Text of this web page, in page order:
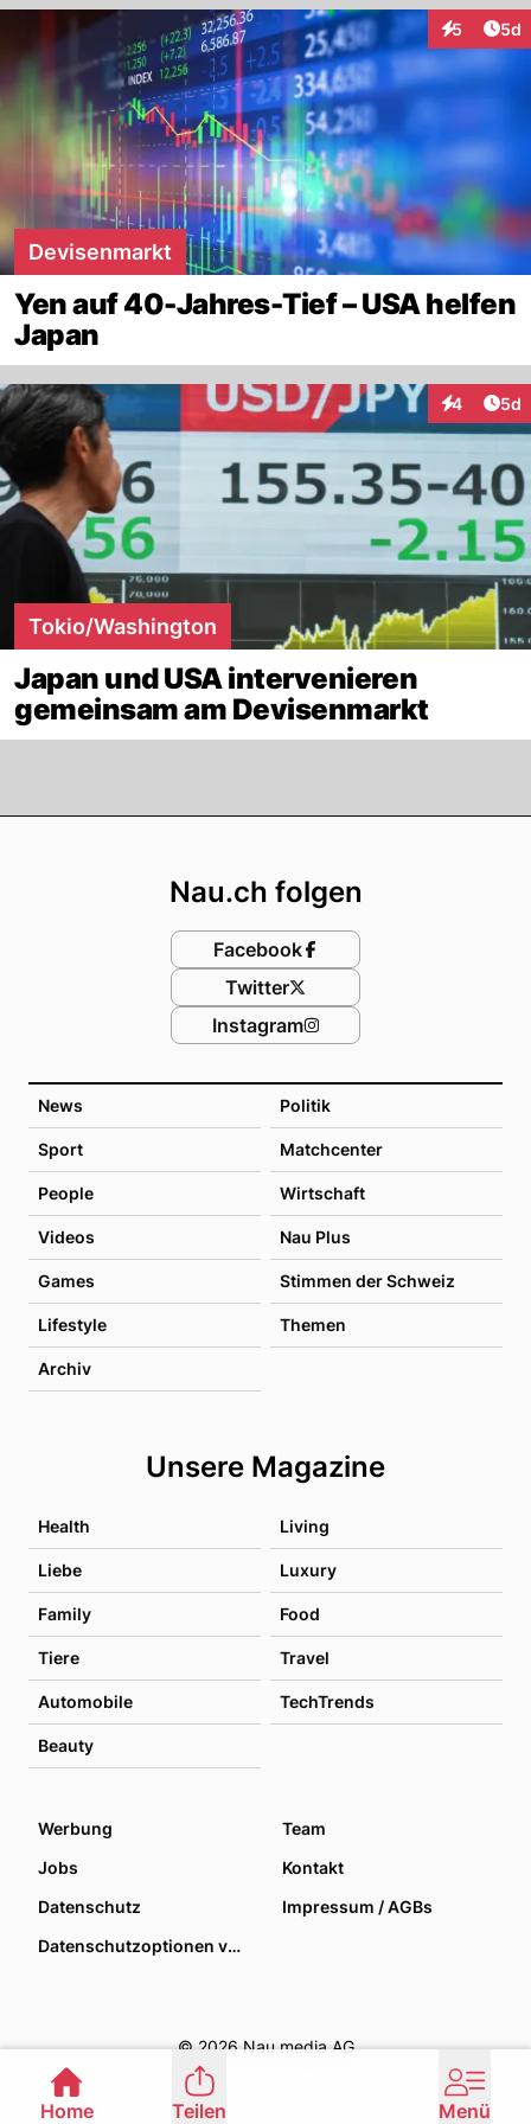
5 5d
Devisenmarkt
Yen auf 40-Jahres-Tief – USA helfen
Japan
4 5d
Tokio/Washington
Japan und USA intervenieren
gemeinsam am Devisenmarkt
News Politik
Sport Matchcenter
People Wirtschaft
Videos Nau Plus
Games Stimmen der Schweiz
Lifestyle Themen
Archiv
Unsere Magazine
Health Living
Liebe Luxury
Family Food
Tiere Travel
Automobile TechTrends
Beauty
Nau.ch folgen
Facebook
Twitter
Instagram
Werbung
Team
Jobs
Kontakt
Datenschutz
Impressum / AGBs
Datenschutzoptionen verwalten
© 2026 Nau media AG
Home Teilen Menü